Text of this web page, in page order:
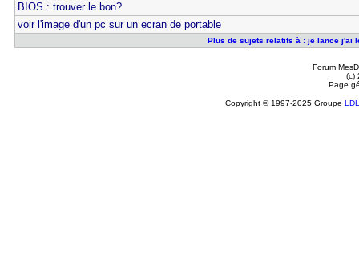
BIOS : trouver le bon?
voir l'image d'un pc sur un ecran de portable
Plus de sujets relatifs à : je lance j'ai
Forum
(c)
Page
Copyright © 1997-2025 Groupe